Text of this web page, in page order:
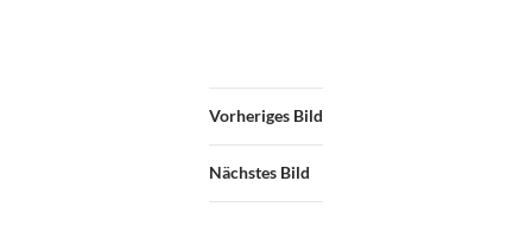
Vorheriges Bild
Nächstes Bild